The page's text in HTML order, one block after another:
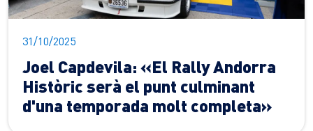
31/10/2025
Joel Capdevila: «El Rally Andorra
Històric serà el punt culminant
d'una temporada molt completa»